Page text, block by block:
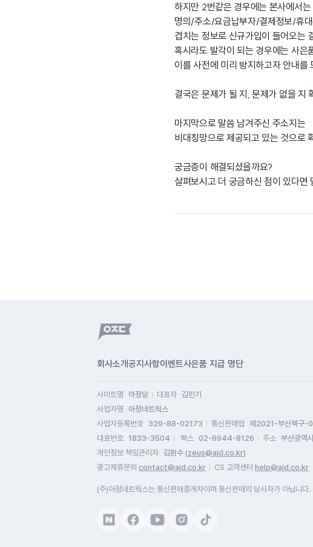
하지만 2번같은 경우에는 본사에서
명의/주소/요금납부자/결제정보/휴
겹치는 정보로 신규가입이 들어오는
혹시라도 발각이 되는 경우에는 사은
이를 사전에 미리 방지하고자 안내를
결국은 문제가 될 지, 문제가 없을 지
마지막으로 말씀 남겨주신 주소지는
비대칭망으로 제공되고 있는 것으로
궁금증이 해결되셨을까요?
살펴보시고 더 궁금하신 점이 있다면
회사소개공지사항이벤트사은품 지급 명단
사이트명 아정당 대표자 김민기
사업자명
아정네트웍스
사업자등록번호 329-88-02173 통신판매업
제2021-부산북구-
대표번호 1833-3504 팩스 02-6944-8126 주소 부산광역
개인정보 책임관리자 김환수 (zeus@ajd.co.kr)
광고제휴문의 contact@ajd.co.kr CS 고객센터 help@ajd.co.kr
(주)아정네트웍스는 통신판매중개자이며 통신판매의 당사자가 아닙니